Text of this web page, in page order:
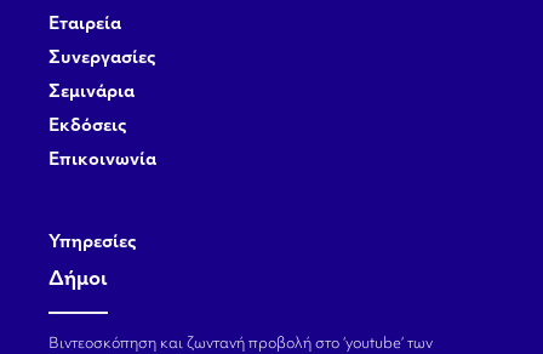
Εταιρεία
Συνεργασίες
Σεμινάρια
Εκδόσεις
Επικοινωνία
Υπηρεσίες
Δήμοι
Βιντεοσκόπηση και ζωντανή προβολή στο ‘youtube’ των